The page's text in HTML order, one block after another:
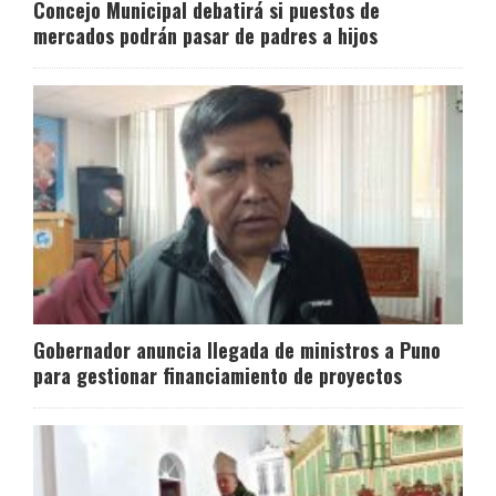
Concejo Municipal debatirá si puestos de
mercados podrán pasar de padres a hijos
Gobernador anuncia llegada de ministros a Puno
para gestionar financiamiento de proyectos